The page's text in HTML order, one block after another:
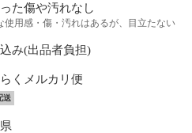
た傷や汚れなし
使用感・傷・汚れはあるが、目立たない
み(出品者負担)
くメルカリ便
送